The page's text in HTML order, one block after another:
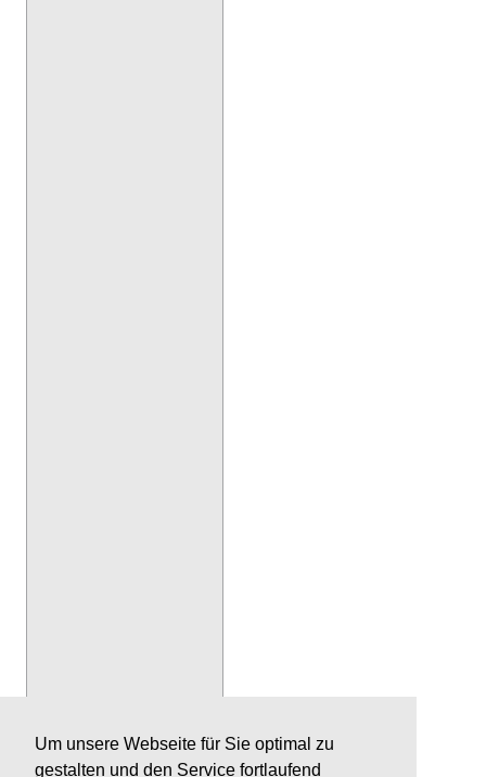
Um unsere Webseite für Sie optimal zu
gestalten und den Service fortlaufend